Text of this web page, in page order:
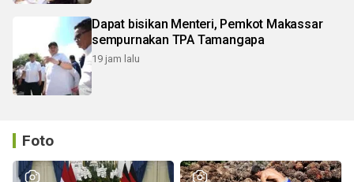
Dapat bisikan Menteri, Pemkot Makassar
sempurnakan TPA Tamangapa
19 jam lalu
Foto